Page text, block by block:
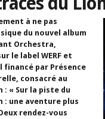
à ne pas
du nouvel album
Orchestra,
le label WERF et
financé par Présence
consacré au
: « Sur la piste du
: une aventure plus
rendez-vous